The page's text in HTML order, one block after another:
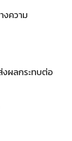
งความ
ผลกระทบต่อ